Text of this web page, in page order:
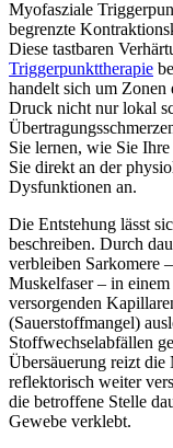
Myofasziale
begrenzte
Diese tastbaren
Triggerpunkttherapie
handelt sich um Zonen
Druck nicht nur lokal
Sie lernen, wie Sie Ihre
Sie direkt an der
Dysfunktionen an.
Die Entstehung lässt
beschreiben. Durch
verbleiben Sarkomere
Muskelfaser – in
versorgenden
(Sauerstoffmangel)
Stoffwechselabfällen
Übersäuerung reizt die
reflektorisch weiter
die betroffene Stelle
Gewebe verklebt.